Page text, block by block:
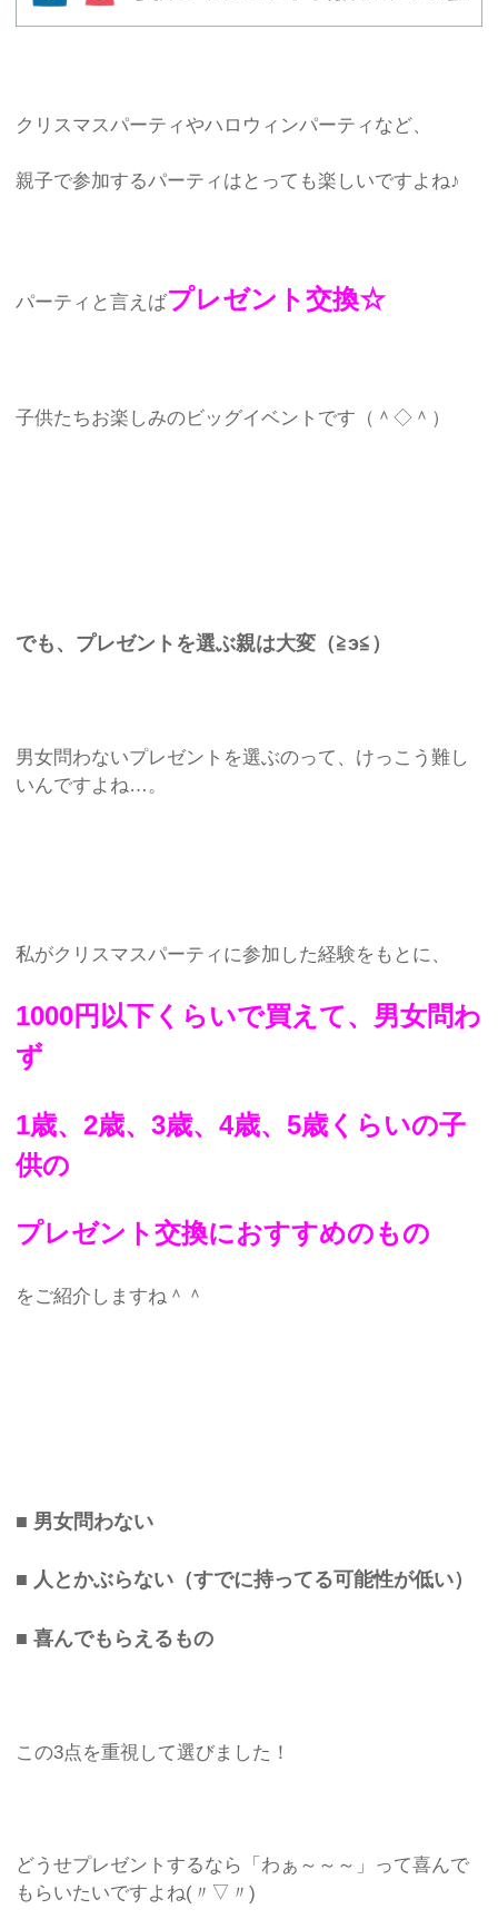
クリスマスパーティやハロウィンパーティなど、
親子で参加するパーティはとっても楽しいですよね♪
パーティと言えばプレゼント交換☆
子供たちお楽しみのビッグイベントです（＾◇＾）
でも、プレゼントを選ぶ親は大変（≧э≦）
男女問わないプレゼントを選ぶのって、けっこう難し
いんですよね…。
私がクリスマスパーティに参加した経験をもとに、
1000円以下くらいで買えて、男女問わ
ず
1歳、2歳、3歳、4歳、5歳くらいの子
供の
プレゼント交換におすすめのもの
をご紹介しますね＾＾
■ 男女問わない
■ 人とかぶらない（すでに持ってる可能性が低い）
■ 喜んでもらえるもの
この3点を重視して選びました！
どうせプレゼントするなら「わぁ～～～」って喜んで
もらいたいですよね(〃▽〃)